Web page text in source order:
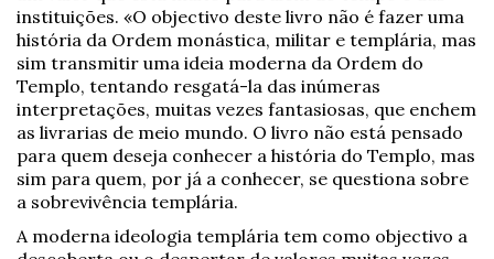
instituições. «O objectivo deste livro não é fazer uma
história da Ordem monástica, militar e templária, mas
sim transmitir uma ideia moderna da Ordem do
Templo, tentando resgatá-la das inúmeras
interpretações, muitas vezes fantasiosas, que enchem
as livrarias de meio mundo. O livro não está pensado
para quem deseja conhecer a história do Templo, mas
sim para quem, por já a conhecer, se questiona sobre
a sobrevivência templária.
A moderna ideologia templária tem como objectivo a